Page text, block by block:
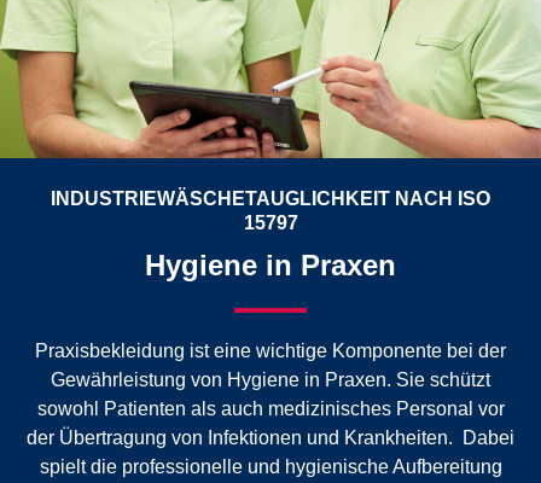
INDUSTRIEWÄSCHETAUGLICHKEIT NACH ISO
15797
Hygiene in Praxen
Praxisbekleidung ist eine wichtige Komponente bei der
Gewährleistung von Hygiene in Praxen. Sie schützt
sowohl Patienten als auch medizinisches Personal vor
der Übertragung von Infektionen und Krankheiten. Dabei
spielt die professionelle und hygienische Aufbereitung